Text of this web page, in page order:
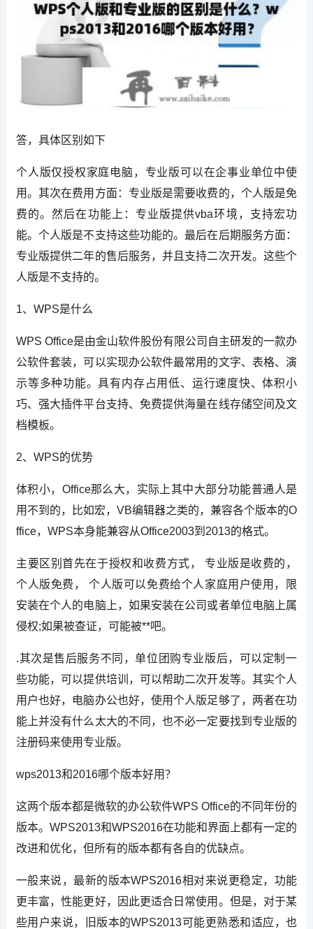
答，具体区别如下
个人版仅授权家庭电脑，专业版可以在企事业单位中使
用。其次在费用方面：专业版是需要收费的，个人版是免
费的。然后在功能上：专业版提供vba环境，支持宏功
能。个人版是不支持这些功能的。最后在后期服务方面：
专业版提供二年的售后服务，并且支持二次开发。这些个
人版是不支持的。
1、WPS是什么
WPS Office是由金山软件股份有限公司自主研发的一款办
公软件套装，可以实现办公软件最常用的文字、表格、演
示等多种功能。具有内存占用低、运行速度快、体积小
巧、强大插件平台支持、免费提供海量在线存储空间及文
档模板。
2、WPS的优势
体积小，Office那么大，实际上其中大部分功能普通人是
用不到的，比如宏，VB编辑器之类的，兼容各个版本的O
ffice，WPS本身能兼容从Office2003到2013的格式。
主要区别首先在于授权和收费方式， 专业版是收费的，
个人版免费， 个人版可以免费给个人家庭用户使用，限
安装在个人的电脑上，如果安装在公司或者单位电脑上属
侵权;如果被查证，可能被**吧。
.其次是售后服务不同，单位团购专业版后，可以定制一
些功能，可以提供培训，可以帮助二次开发等。其实个人
用户也好，电脑办公也好，使用个人版足够了，两者在功
能上并没有什么太大的不同，也不必一定要找到专业版的
注册码来使用专业版。
wps2013和2016哪个版本好用？
这两个版本都是微软的办公软件WPS Office的不同年份的
版本。WPS2013和WPS2016在功能和界面上都有一定的
改进和优化，但所有的版本都有各自的优缺点。
一般来说，最新的版本WPS2016相对来说更稳定，功能
更丰富，性能更好，因此更适合日常使用。但是，对于某
些用户来说，旧版本的WPS2013可能更熟悉和适应，也